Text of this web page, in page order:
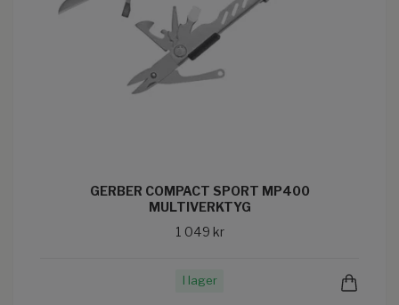
GERBER COMPACT SPORT MP400
MULTIVERKTYG
1 049 kr
I lager